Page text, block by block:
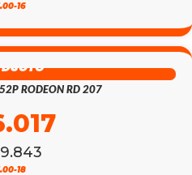
16
DSCTO
RODEON RD 207
18